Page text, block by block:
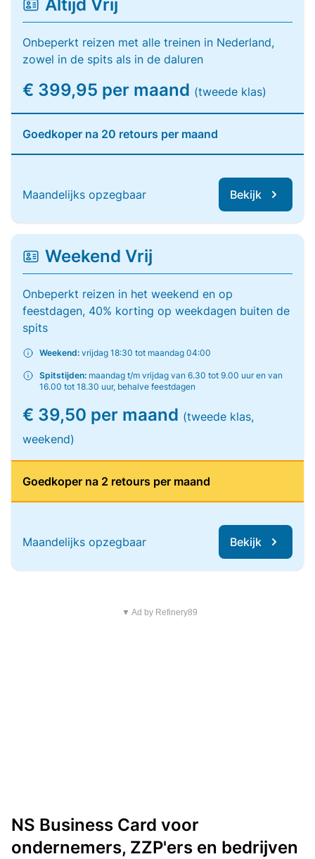
Altijd Vrij
Onbeperkt reizen met alle treinen in Nederland,
zowel in de spits als in de daluren
€ 399,95 per maand (tweede klas)
Goedkoper na 20 retours per maand
Maandelijks opzegbaar Bekijk
Weekend Vrij
Onbeperkt reizen in het weekend en op
feestdagen, 40% korting op weekdagen buiten de
spits
Weekend: vrijdag 18:30 tot maandag 04:00
Spitstijden: maandag t/m vrijdag van 6.30 tot 9.00 uur en van
16.00 tot 18.30 uur, behalve feestdagen
€ 39,50 per maand (tweede klas,
weekend)
Goedkoper na 2 retours per maand
Maandelijks opzegbaar Bekijk
▼ Ad by Refinery89
NS Business Card voor
ondernemers, ZZP'ers en bedrijven